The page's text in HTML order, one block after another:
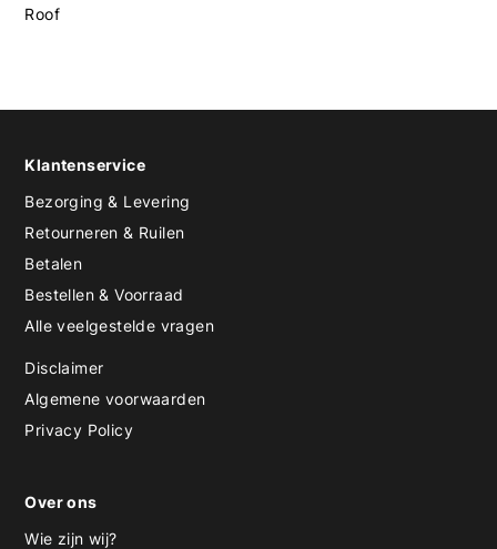
Roof
Klantenservice
Bezorging & Levering
Retourneren & Ruilen
Betalen
Bestellen & Voorraad
Alle veelgestelde vragen
Disclaimer
Algemene voorwaarden
Privacy Policy
Over ons
Wie zijn wij?